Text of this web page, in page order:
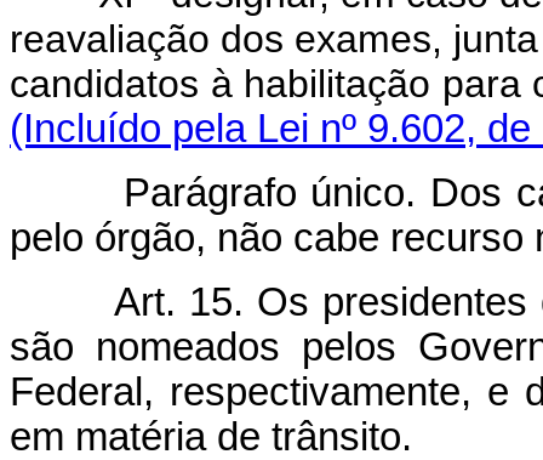
reavaliação dos exames,
candidatos à habilitação para
(Incluído pela Lei nº 9.602, de
Parágrafo único. Dos
pelo órgão, não cabe
Art. 15. Os presidentes
são nomeados pelos
Federal, respectivamente, e
em matéria de trânsito.